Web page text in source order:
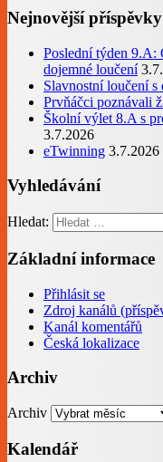
Nejnovější příspěvky
Poslední týden 9.A:
dojemné loučení
Slavnostní loučení
Prvňáčci poznávali
Školní výlet 8.A s
3.7.2026
eTwinning 3.7.2026
Vyhledávání
Hledat:
Základní informace
Přihlásit se
Zdroj kanálů
Kanál komentářů
Česká lokalizace
Archiv
Archiv
Kalendář